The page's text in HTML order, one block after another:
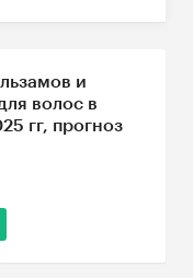
и
волос в
гг, прогноз